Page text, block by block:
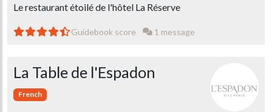
Le restaurant étoilé de l'hôtel La Réserve
Guidebook score 1 message
La Table de l'Espadon
French